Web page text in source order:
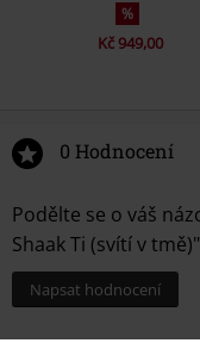
%
Kč 949,00
0 Hodnocení
Podělte se o váš
Shaak Ti (svítí v
Napsat hodnocení